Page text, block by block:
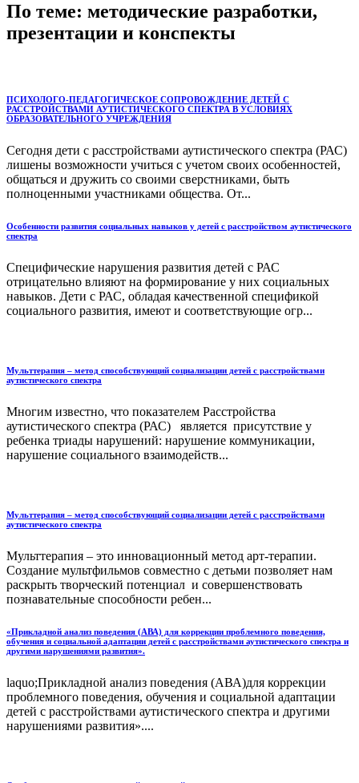
По теме: методические разработки,
презентации и конспекты
ПСИХОЛОГО-ПЕДАГОГИЧЕСКОЕ СОПРОВОЖДЕНИЕ ДЕТЕЙ С
РАССТРОЙСТВАМИ АУТИСТИЧЕСКОГО СПЕКТРА В УСЛОВИЯХ
ОБРАЗОВАТЕЛЬНОГО УЧРЕЖДЕНИЯ
Сегодня дети с расстройствами аутистического спектра (РАС)
лишены возможности учиться с учетом своих особенностей,
общаться и дружить со своими сверстниками, быть
полноценными участниками общества. От...
Особенности развития социальных навыков у детей с расстройством аутистического
спектра
Специфические нарушения развития детей с РАС
отрицательно влияют на формирование у них социальных
навыков. Дети с РАС, обладая качественной спецификой
социального развития, имеют и соответствующие огр...
Мульттерапия – метод способствующий социализации детей с расстройствами
аутистического спектра
Многим известно, что показателем Расстройства
аутистического спектра (РАС) является присутствие у
ребенка триады нарушений: нарушение коммуникации,
нарушение социального взаимодейств...
Мульттерапия – метод способствующий социализации детей с расстройствами
аутистического спектра
Мульттерапия – это инновационный метод арт-терапии.
Создание мультфильмов совместно с детьми позволяет нам
раскрыть творческий потенциал и совершенствовать
познавательные способности ребен...
«Прикладной анализ поведения (АВА) для коррекции проблемного поведения,
обучения и социальной адаптации детей с расстройствами аутистического спектра и
другими нарушениями развития».
laquo;Прикладной анализ поведения (АВА)для коррекции
проблемного поведения, обучения и социальной адаптации
детей с расстройствами аутистического спектра и другими
нарушениями развития»....